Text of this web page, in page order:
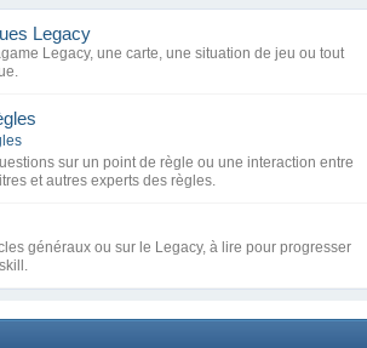
Legacy
Legacy, une carte, une situation de jeu ou tout
sur un point de règle ou une interaction entre
et autres experts des règles.
généraux ou sur le Legacy, à lire pour progresser